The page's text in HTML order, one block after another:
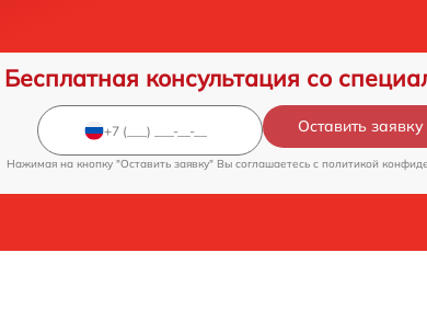
Бесплатная консультация со
Оставить заявку
Нажимая на кнопку "Оставить заявку" Вы соглашаетесь c политикой